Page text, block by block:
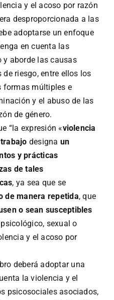
y el acoso por razón
desproporcionada a las
adoptarse un enfoque
en cuenta las
y aborde las causas
riesgo, entre ellos los
formas múltiples e
y el abuso de las
de género.
“la expresión «violencia
designa un
y prácticas
de tales
, ya sea que se
de manera repetida, que
o sean susceptibles
sexual o
y el acoso por
deberá adoptar una
la violencia y el
psicosociales asociados,